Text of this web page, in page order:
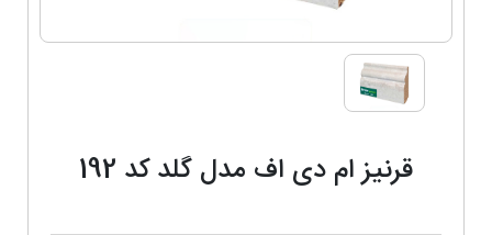
قرنیز ام دی اف مدل گلد کد 192